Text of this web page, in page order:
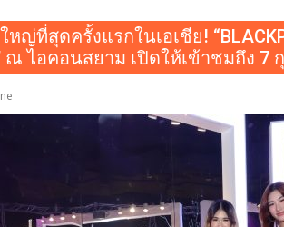
ญ่ที่สุดครั้งแรกในเอเชีย!
ณ ไอคอนสยาม เปิดให้เข้าชมถึง